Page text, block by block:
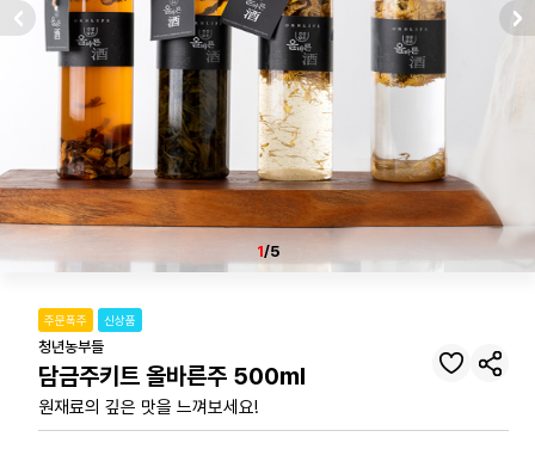
1/5
주문폭주 신상품
청년농부들
담금주키트 올바른주 500ml
원재료의 깊은 맛을 느껴보세요!